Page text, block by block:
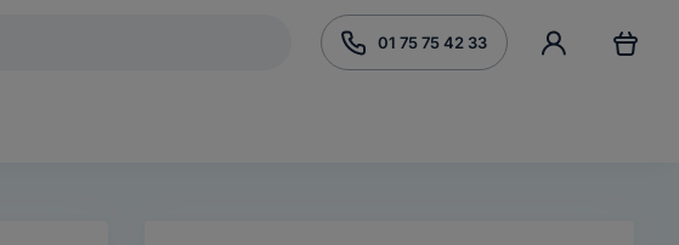
01 75 75 42 33